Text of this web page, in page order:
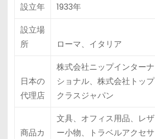
設立年
1933年
設立場
所
ローマ、イタリア
日本の
代理店
株式会社ニップインターナ
ショナル、株式会社トップ
クラスジャパン
商品カ
文具、オフィス用品、レザ
ー小物、トラベルアクセサ